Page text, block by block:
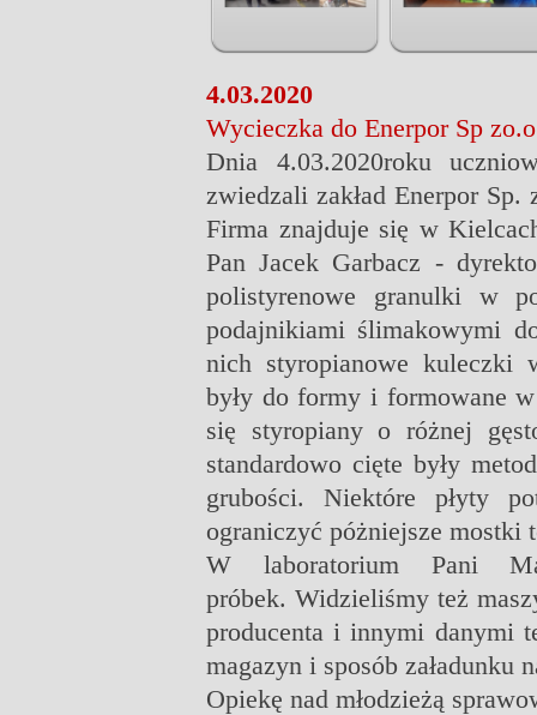
4.03.2020
Wycieczka do Enerpor Sp zo.o
Dnia 4.03.2020roku
zwiedzali zakład Enerpor
Firma znajduje się w
Pan Jacek Garbacz -
polistyrenowe granulki w
podajnikiami ślimakowymi
nich styropianowe kuleczki
były do formy i formowane
się styropiany o różnej
standardowo cięte były
grubości. Niektóre płyty
ograniczyć póżniejsze mostki
W laboratorium Pani
próbek. Widzieliśmy też
producenta i innymi danymi
magazyn i sposób załadunku
Opiekę nad młodzieżą